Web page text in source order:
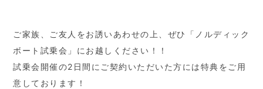
ご家族、ご友人をお誘いあわせの上、ぜひ「ノルディック
ボート試乗会」にお越しください！！
試乗会開催の2日間にご契約いただいた方には特典をご用
意しております！